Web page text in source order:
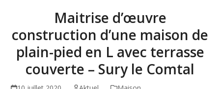
Maitrise d’œuvre
construction d’une maison de
plain-pied en L avec terrasse
couverte – Sury le Comtal